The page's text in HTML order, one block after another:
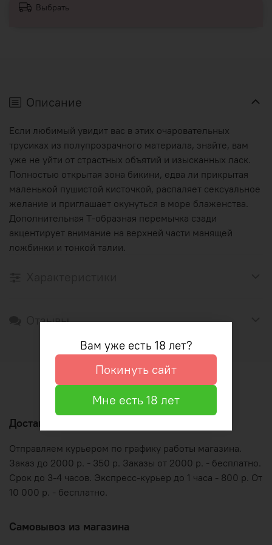
Выбрать
Описание
Если любимый увидит вас в этих очаровательных
трусиках из полупрозрачного материала, знайте, вам
уже не уйти от страстных объятий и изысканных ласк.
Полностью открытая зона бикини, едва ли прикрытая
маленькой пушистой кисточкой, распаляет сексуальное
желание и приглашает окунуться в море блаженства.
Дополнительная T-образная перемычка сзади
акцентирует внимание на верхней части манящей
ложбинки и тонкой талии.
Отзывы
Оформление и оплата
Доставка по Рязани
Отправляем курьером по графику работы магазина.
Заказ до 2000 р. - 350 р. Заказы от 2000 р. - бесплатно.
Срок до 3-4 часов. Экспресс-курьер до 1 часа - 800 р. От
10 000 р. - бесплатно.
Самовывоз из магазина
Вам уже есть 18 лет?
Покинуть сайт
Мне есть 18 лет